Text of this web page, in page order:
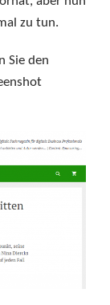
zu tun.
Sie den